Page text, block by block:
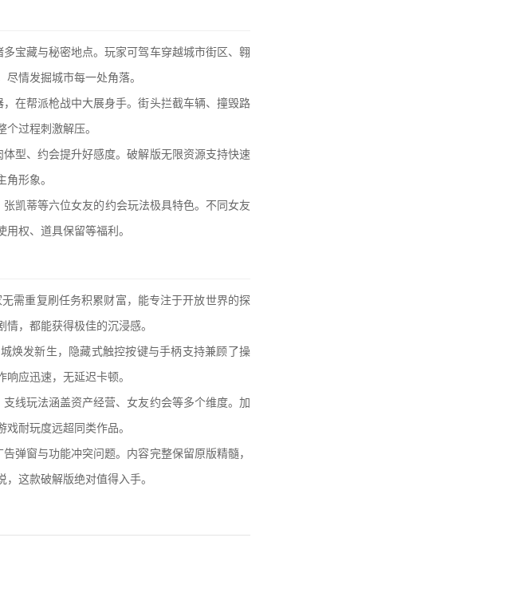
宝藏与秘密地点。玩家可驾车穿越城市街区、翱
情发掘城市每一处角落。
在帮派枪战中大展身手。街头拦截车辆、撞毁路
过程刺激解压。
型、约会提升好感度。破解版无限资源支持快速
形象。
凯蒂等六位女友的约会玩法极具特色。不同女友
权、道具保留等福利。
需重复刷任务积累财富，能专注于开放世界的探
，都能获得极佳的沉浸感。
焕发新生，隐藏式触控按键与手柄支持兼顾了操
应迅速，无延迟卡顿。
线玩法涵盖资产经营、女友约会等多个维度。加
耐玩度远超同类作品。
弹窗与功能冲突问题。内容完整保留原版精髓，
这款破解版绝对值得入手。